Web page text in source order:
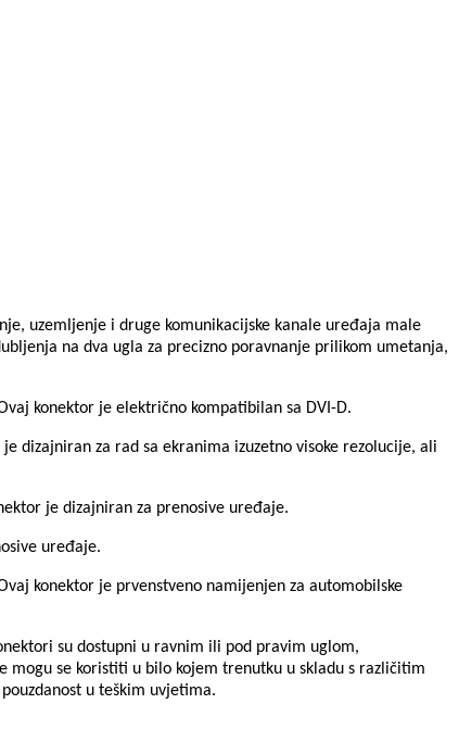
uzemljenje i druge komunikacijske kanale uređaja male
na dva ugla za precizno poravnanje prilikom umetanja,
konektor je električno kompatibilan sa DVI-D.
dizajniran za rad sa ekranima izuzetno visoke rezolucije, ali
je dizajniran za prenosive uređaje.
uređaje.
konektor je prvenstveno namijenjen za automobilske
su dostupni u ravnim ili pod pravim uglom,
se koristiti u bilo kojem trenutku u skladu s različitim
u teškim uvjetima.